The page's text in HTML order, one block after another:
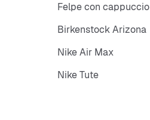
Felpe con cappuccio
Birkenstock Arizona
Nike Air Max
Nike Tute